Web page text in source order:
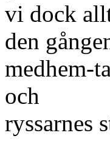
vi dock
den
medhem-
och
ryssarnes